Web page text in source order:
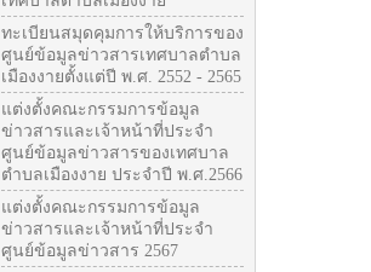
ทะเบียนสมุดคุมการให้บริการของ
ศูนย์ข้อมูลข่าวสารเทศบาลตำบล
เมืองงายตั้งแต่ปี พ.ศ. 2552 - 2565
แต่งตั้งคณะกรรมการข้อมูล
ข่าวสารและเจ้าหน้าที่ประจำ
ศูนย์ข้อมูลข่าวสารของเทศบาล
ตำบลเมืองงาย ประจำปี พ.ศ.2566
แต่งตั้งคณะกรรมการข้อมูล
ข่าวสารและเจ้าหน้าที่ประจำ
ศูนย์ข้อมูลข่าวสาร 2567